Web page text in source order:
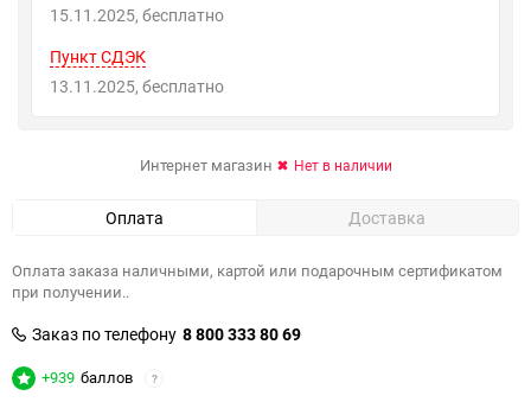
15.11.2025
Бесплатно
Пункт СДЭК
13.11.2025
Бесплатно
Интернет магазин Нет в наличии
Оплата Доставка
Оплата заказа наличными, картой или подарочным сертификатом
при получении..
Заказ по телефону 8 800 333 80 69
+939 баллов ?